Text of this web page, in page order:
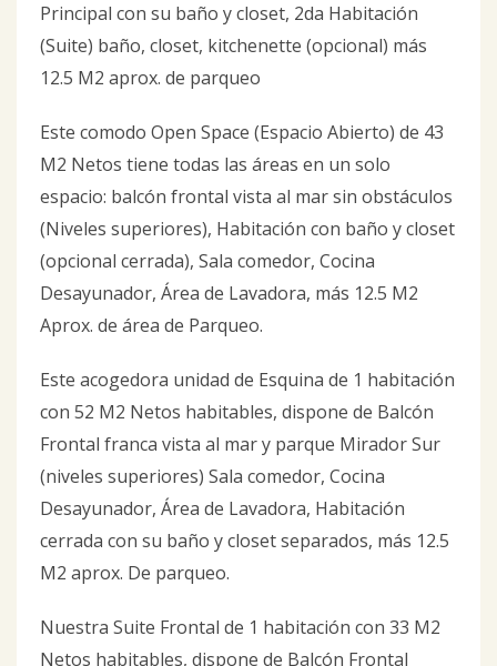
Principal con su baño y closet, 2da Habitación
(Suite) baño, closet, kitchenette (opcional) más
12.5 M2 aprox. de parqueo
Este comodo Open Space (Espacio Abierto) de 43
M2 Netos tiene todas las áreas en un solo
espacio: balcón frontal vista al mar sin obstáculos
(Niveles superiores), Habitación con baño y closet
(opcional cerrada), Sala comedor, Cocina
Desayunador, Área de Lavadora, más 12.5 M2
Aprox. de área de Parqueo.
Este acogedora unidad de Esquina de 1 habitación
con 52 M2 Netos habitables, dispone de Balcón
Frontal franca vista al mar y parque Mirador Sur
(niveles superiores) Sala comedor, Cocina
Desayunador, Área de Lavadora, Habitación
cerrada con su baño y closet separados, más 12.5
M2 aprox. De parqueo.
Nuestra Suite Frontal de 1 habitación con 33 M2
Netos habitables, dispone de Balcón Frontal